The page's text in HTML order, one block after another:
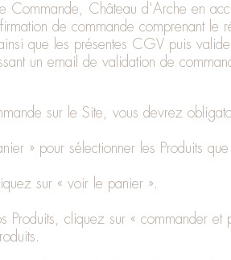
Commande, Château d'Arche en
de commande comprenant le
que les présentes CGV puis
un email de validation de
sur le Site, vous devrez
» pour sélectionner les Produits
sur « voir le panier ».
Produits, cliquez sur « commander et